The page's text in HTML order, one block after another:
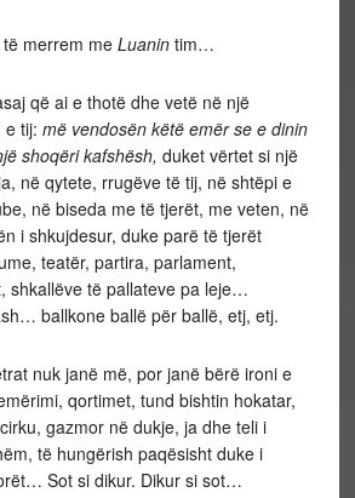
merrem me Luanintim…
që ai e thotë dhe vetë në një
e tij: më vendosën këtë emër se e dinin
shoqëri kafshësh, duket vërtet si një
në qytete, rrugëve të tij, në shtëpi e
në biseda me të tjerët, me veten, në
i shkujdesur, duke parë të tjerët
teatër, partira, parlament,
shkallëve të pallateve pa leje…
ballkone ballë për ballë, etj, etj.
nuk janë më, por janë bërë ironi e
qortimet, tund bishtin hokatar,
gazmor në dukje, ja dhe teli i
të hungërish paqësisht duke i
Sot si dikur. Dikur si sot…